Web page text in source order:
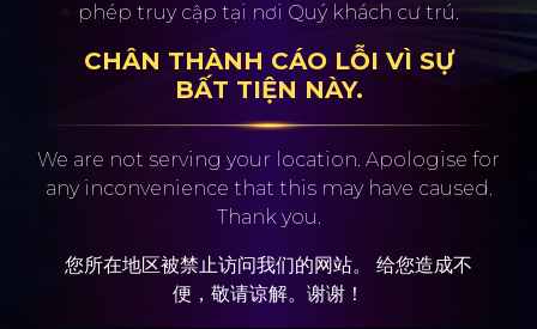
phép truy cập tại nơi Quý khách cư trú.
CHÂN THÀNH CÁO LỖI VÌ SỰ
BẤT TIỆN NÀY.
We are not serving your location. Apologise for
any inconvenience that this may have caused.
Thank you.
您所在地区被禁止访问我们的网站。 给您造成不
便，敬请谅解。谢谢！